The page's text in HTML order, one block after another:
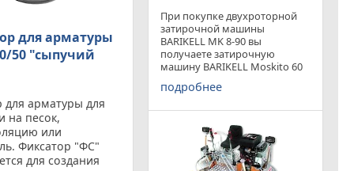
для арматуры
50 "сыпучий
для арматуры для
на песок,
или
Фиксатор "ФС"
для создания
При покупке двухроторной
затирочной машины
BARIKELL MK 8-90 вы
получаете затирочную
машину BARIKELL Moskito 60
абсолютно бесплатно
подробнее